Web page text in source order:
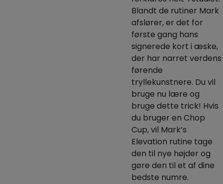
Blandt de rutiner Mark
afslører, er det for
første gang hans
signerede kort i æske,
der har narret verdens
førende
tryllekunstnere. Du vil
bruge nu lære og
bruge dette trick! Hvis
du bruger en Chop
Cup, vil Mark’s
Elevation rutine tage
den til nye højder og
gøre den til et af dine
bedste numre.